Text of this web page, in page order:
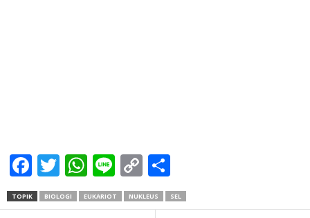
Facebook
Twitter
WhatsApp
LineCopy
Link
TOPIK BIOLOGI EUKARIOT NUKLEUS SEL